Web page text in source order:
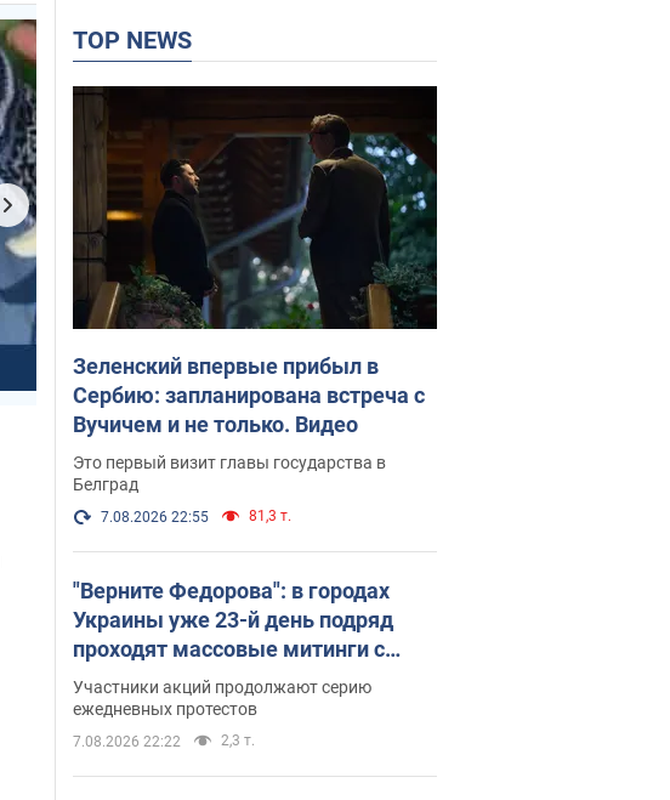
TOP NEWS
Зеленский впервые прибыл в
Сербию: запланирована встреча с
Вучичем и не только. Видео
Это первый визит главы государства в
Белград
7.08.2026 22:55 81,3 т.
"Верните Федорова": в городах
Украины уже 23-й день подряд
проходят массовые митинги с
плакатами. Фото и видео
Участники акций продолжают серию
ежедневных протестов
7.08.2026 22:22 2,3 т.